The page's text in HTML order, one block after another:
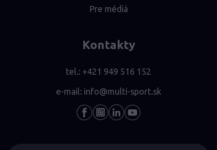
Pre médiá
Kontakty
tel.: +421 949 516 152
e-mail: info@multi-sport.sk